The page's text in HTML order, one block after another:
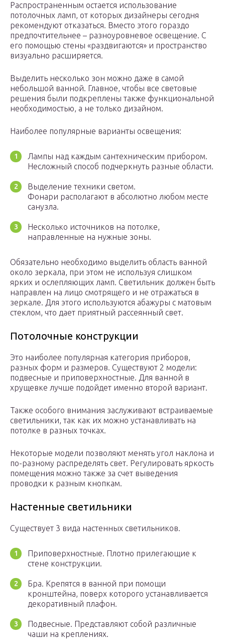
Распространенным остается использование
потолочных ламп, от которых дизайнеры сегодня
рекомендуют отказаться. Вместо этого гораздо
предпочтительнее – разноуровневое освещение. С
его помощью стены «раздвигаются» и пространство
визуально расширяется.
Выделить несколько зон можно даже в самой
небольшой ванной. Главное, чтобы все световые
решения были подкреплены также функциональной
необходимостью, а не только дизайном.
Наиболее популярные варианты освещения:
Лампы над каждым сантехническим прибором.
Несложный способ подчеркнуть разные области.
Выделение техники светом.
Фонари располагают в абсолютно любом месте
санузла.
Несколько источников на потолке,
направленные на нужные зоны.
Обязательно необходимо выделить область ванной
около зеркала, при этом не используя слишком
ярких и ослепляющих ламп. Светильник должен быть
направлен на лицо смотрящего и не отражаться в
зеркале. Для этого используются абажуры с матовым
стеклом, что дает приятный рассеянный свет.
Потолочные конструкции
Это наиболее популярная категория приборов,
разных форм и размеров. Существуют 2 модели:
подвесные и приповерхностные. Для ванной в
хрущевке лучше подойдет именно второй вариант.
Также особого внимания заслуживают встраиваемые
светильники, так как их можно устанавливать на
потолке в разных точках.
Некоторые модели позволяют менять угол наклона и
по-разному распределять свет. Регулировать яркость
помещения можно также за счет выведения
проводки к разным кнопкам.
Настенные светильники
Существует 3 вида настенных светильников.
Приповерхностные. Плотно прилегающие к
стене конструкции.
Бра. Крепятся в ванной при помощи
кронштейна, поверх которого устанавливается
декоративный плафон.
Подвесные. Представляют собой различные
чаши на креплениях.